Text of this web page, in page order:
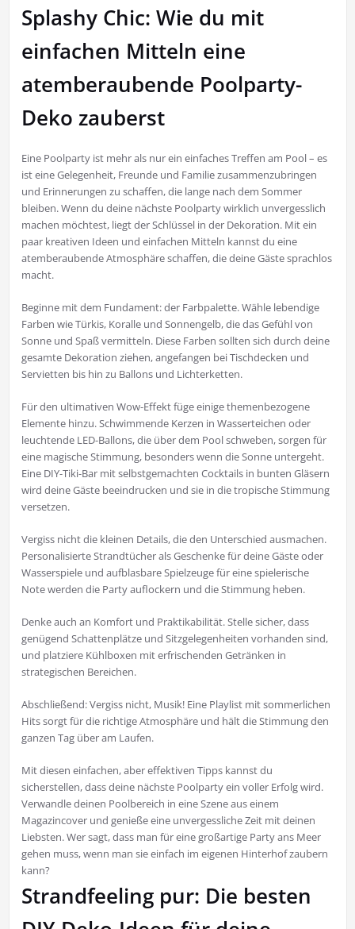
Splashy Chic: Wie du mit
einfachen Mitteln eine
atemberaubende Poolparty-
Deko zauberst
Eine Poolparty ist mehr als nur ein einfaches Treffen am Pool – es
ist eine Gelegenheit, Freunde und Familie zusammenzubringen
und Erinnerungen zu schaffen, die lange nach dem Sommer
bleiben. Wenn du deine nächste Poolparty wirklich unvergesslich
machen möchtest, liegt der Schlüssel in der Dekoration. Mit ein
paar kreativen Ideen und einfachen Mitteln kannst du eine
atemberaubende Atmosphäre schaffen, die deine Gäste sprachlos
macht.
Beginne mit dem Fundament: der Farbpalette. Wähle lebendige
Farben wie Türkis, Koralle und Sonnengelb, die das Gefühl von
Sonne und Spaß vermitteln. Diese Farben sollten sich durch deine
gesamte Dekoration ziehen, angefangen bei Tischdecken und
Servietten bis hin zu Ballons und Lichterketten.
Für den ultimativen Wow-Effekt füge einige themenbezogene
Elemente hinzu. Schwimmende Kerzen in Wasserteichen oder
leuchtende LED-Ballons, die über dem Pool schweben, sorgen für
eine magische Stimmung, besonders wenn die Sonne untergeht.
Eine DIY-Tiki-Bar mit selbstgemachten Cocktails in bunten Gläsern
wird deine Gäste beeindrucken und sie in die tropische Stimmung
versetzen.
Vergiss nicht die kleinen Details, die den Unterschied ausmachen.
Personalisierte Strandtücher als Geschenke für deine Gäste oder
Wasserspiele und aufblasbare Spielzeuge für eine spielerische
Note werden die Party auflockern und die Stimmung heben.
Denke auch an Komfort und Praktikabilität. Stelle sicher, dass
genügend Schattenplätze und Sitzgelegenheiten vorhanden sind,
und platziere Kühlboxen mit erfrischenden Getränken in
strategischen Bereichen.
Abschließend: Vergiss nicht, Musik! Eine Playlist mit sommerlichen
Hits sorgt für die richtige Atmosphäre und hält die Stimmung den
ganzen Tag über am Laufen.
Mit diesen einfachen, aber effektiven Tipps kannst du
sicherstellen, dass deine nächste Poolparty ein voller Erfolg wird.
Verwandle deinen Poolbereich in eine Szene aus einem
Magazincover und genieße eine unvergessliche Zeit mit deinen
Liebsten. Wer sagt, dass man für eine großartige Party ans Meer
gehen muss, wenn man sie einfach im eigenen Hinterhof zaubern
kann?
Strandfeeling pur: Die besten